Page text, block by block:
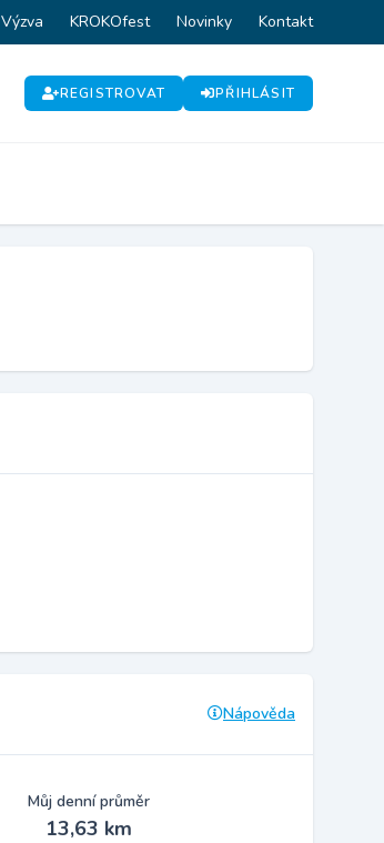
Výzva KROKOfest Novinky Kontakt
REGISTROVAT PŘIHLÁSIT
Nápověda
Můj denní průměr
13,63 km